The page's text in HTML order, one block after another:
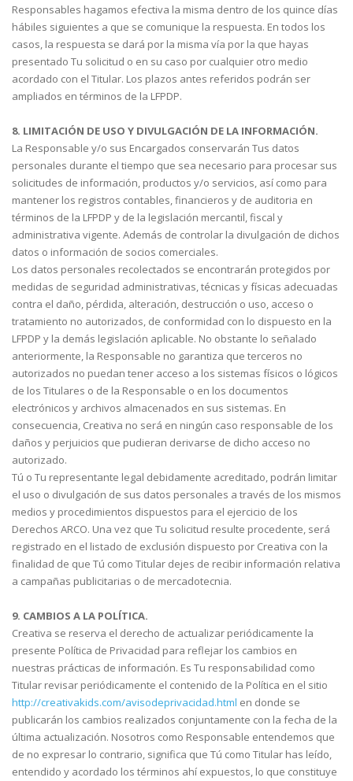
Responsables hagamos efectiva la misma dentro de los quince días
hábiles siguientes a que se comunique la respuesta. En todos los
casos, la respuesta se dará por la misma vía por la que hayas
presentado Tu solicitud o en su caso por cualquier otro medio
acordado con el Titular. Los plazos antes referidos podrán ser
ampliados en términos de la LFPDP.
8. LIMITACIÓN DE USO Y DIVULGACIÓN DE LA INFORMACIÓN.
La Responsable y/o sus Encargados conservarán Tus datos
personales durante el tiempo que sea necesario para procesar sus
solicitudes de información, productos y/o servicios, así como para
mantener los registros contables, financieros y de auditoria en
términos de la LFPDP y de la legislación mercantil, fiscal y
administrativa vigente. Además de controlar la divulgación de dichos
datos o información de socios comerciales.
Los datos personales recolectados se encontrarán protegidos por
medidas de seguridad administrativas, técnicas y físicas adecuadas
contra el daño, pérdida, alteración, destrucción o uso, acceso o
tratamiento no autorizados, de conformidad con lo dispuesto en la
LFPDP y la demás legislación aplicable. No obstante lo señalado
anteriormente, la Responsable no garantiza que terceros no
autorizados no puedan tener acceso a los sistemas físicos o lógicos
de los Titulares o de la Responsable o en los documentos
electrónicos y archivos almacenados en sus sistemas. En
consecuencia, Creativa no será en ningún caso responsable de los
daños y perjuicios que pudieran derivarse de dicho acceso no
autorizado.
Tú o Tu representante legal debidamente acreditado, podrán limitar
el uso o divulgación de sus datos personales a través de los mismos
medios y procedimientos dispuestos para el ejercicio de los
Derechos ARCO. Una vez que Tu solicitud resulte procedente, será
registrado en el listado de exclusión dispuesto por Creativa con la
finalidad de que Tú como Titular dejes de recibir información relativa
a campañas publicitarias o de mercadotecnia.
9. CAMBIOS A LA POLÍTICA.
Creativa se reserva el derecho de actualizar periódicamente la
presente Política de Privacidad para reflejar los cambios en
nuestras prácticas de información. Es Tu responsabilidad como
Titular revisar periódicamente el contenido de la Política en el sitio
http://creativakids.com/avisodeprivacidad.html en donde se
publicarán los cambios realizados conjuntamente con la fecha de la
última actualización. Nosotros como Responsable entendemos que
de no expresar lo contrario, significa que Tú como Titular has leído,
entendido y acordado los términos ahí expuestos, lo que constituye